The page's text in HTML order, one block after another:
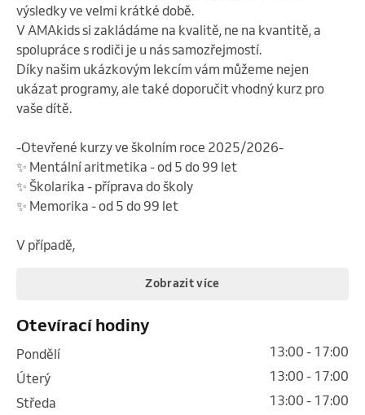
výsledky ve velmi krátké době.
V AMAkids si zakládáme na kvalitě, ne na kvantitě, a
spolupráce s rodiči je u nás samozřejmostí.
Díky našim ukázkovým lekcím vám můžeme nejen
ukázat programy, ale také doporučit vhodný kurz pro
vaše dítě.
-Otevřené kurzy ve školním roce 2025/2026-
✨ Mentální aritmetika - od 5 do 99 let
✨ Školarika - příprava do školy
✨ Memorika - od 5 do 99 let
V případě,
Zobrazit více
Otevírací hodiny
pondělí
13:00 - 17:00
úterý
13:00 - 17:00
středa
13:00 - 17:00